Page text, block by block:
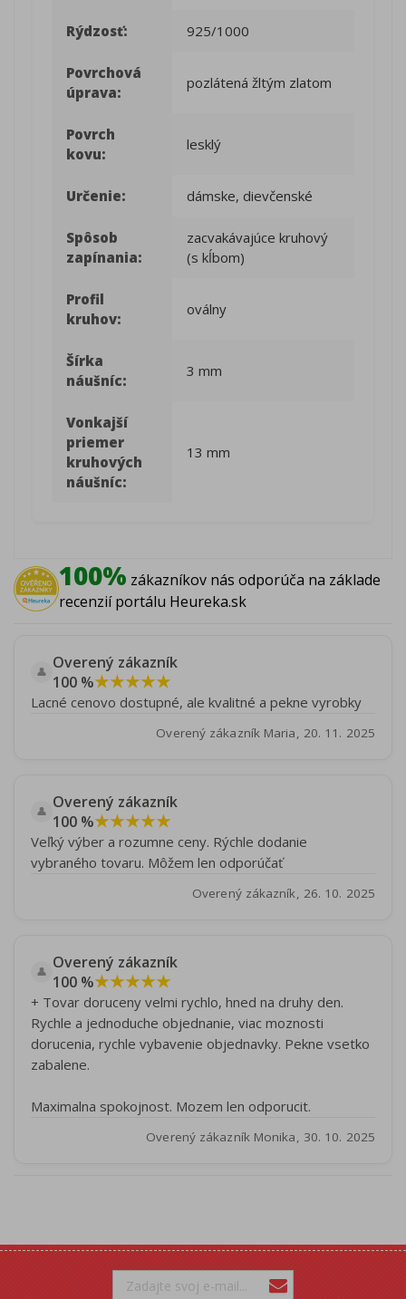
Rýdzosť: 925/1000
Povrchová
úprava:
pozlátená žltým zlatom
Povrch
kovu:
lesklý
Určenie: dámske, dievčenské
Spôsob
zapínania:
zacvakávajúce kruhový
(s kĺbom)
Profil
kruhov:
oválny
Šírka
náušníc:
3 mm
Vonkajší
priemer
kruhových
náušníc:
13 mm
100% zákazníkov nás odporúča na základe
recenzií portálu Heureka.sk
👤 Overený zákazník
100 %★★★★★
Lacné cenovo dostupné, ale kvalitné a pekne vyrobky
Overený zákazník Maria, 20. 11. 2025
👤 Overený zákazník
100 %★★★★★
Veľký výber a rozumne ceny. Rýchle dodanie
vybraného tovaru. Môžem len odporúčať
Overený zákazník, 26. 10. 2025
👤 Overený zákazník
100 %★★★★★
+ Tovar doruceny velmi rychlo, hned na druhy den.
Rychle a jednoduche objednanie, viac moznosti
dorucenia, rychle vybavenie objednavky. Pekne vsetko
zabalene.
Maximalna spokojnost. Mozem len odporucit.
Overený zákazník Monika, 30. 10. 2025